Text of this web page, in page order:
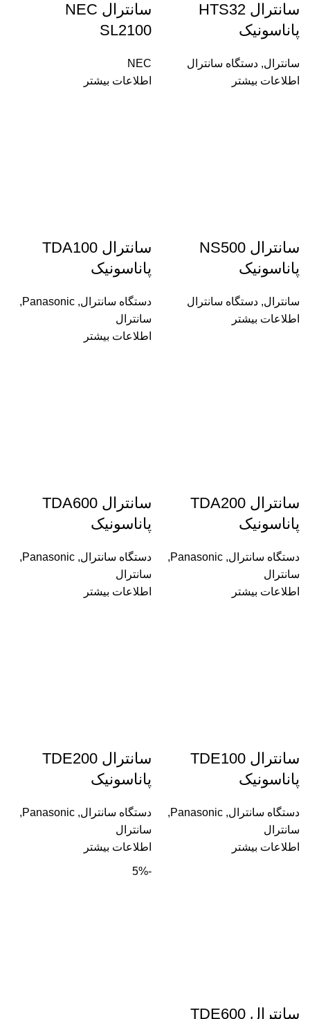
سانترال HTS32
پاناسونیک
سانترال, دستگاه سانترال
اطلاعات بیشتر
سانترال NEC
SL2100
NEC
اطلاعات بیشتر
سانترال NS500
پاناسونیک
سانترال, دستگاه سانترال
اطلاعات بیشتر
سانترال TDA100
پاناسونیک
دستگاه سانترال,
Panasonic
,
سانترال
اطلاعات بیشتر
سانترال TDA200
پاناسونیک
دستگاه سانترال,
Panasonic
,
سانترال
اطلاعات بیشتر
سانترال TDA600
پاناسونیک
دستگاه سانترال,
Panasonic
,
سانترال
اطلاعات بیشتر
سانترال TDE100
پاناسونیک
دستگاه سانترال,
Panasonic
,
سانترال
اطلاعات بیشتر
سانترال TDE200
پاناسونیک
دستگاه سانترال,
Panasonic
,
سانترال
اطلاعات بیشتر
سانترال TDE600
-5%